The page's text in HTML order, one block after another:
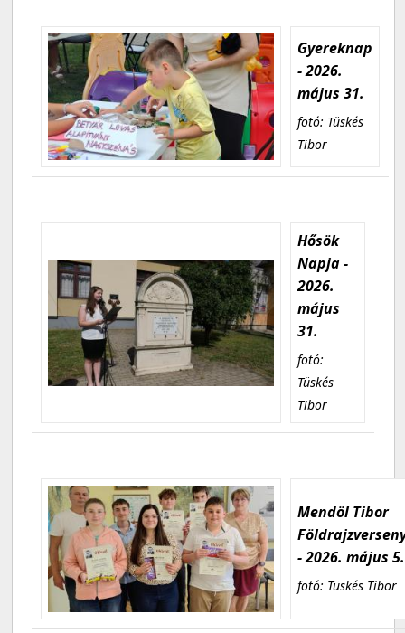
Gyereknap
- 2026.
május 31.
fotó: Tüskés
Tibor
Hősök
Napja -
2026.
május
31.
fotó:
Tüskés
Tibor
Mendöl Tibor
- 2026. május 5.
fotó: Tüskés Tibor